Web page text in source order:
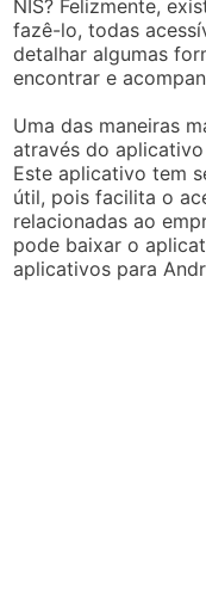
NIS? Felizmente,
fazê-lo, todas
detalhar algumas
encontrar e
Uma das maneiras
através do
Este aplicativo tem
útil, pois facilita o
relacionadas ao
pode baixar o
aplicativos para